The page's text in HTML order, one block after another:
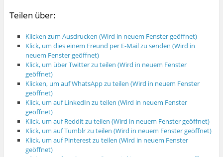
Teilen über:
Klicken zum Ausdrucken (Wird in neuem Fenster geöffnet)
Klick, um dies einem Freund per E-Mail zu senden (Wird in
neuem Fenster geöffnet)
Klick, um über Twitter zu teilen (Wird in neuem Fenster
geöffnet)
Klicken, um auf WhatsApp zu teilen (Wird in neuem Fenster
geöffnet)
Klick, um auf LinkedIn zu teilen (Wird in neuem Fenster
geöffnet)
Klick, um auf Reddit zu teilen (Wird in neuem Fenster geöffnet)
Klick, um auf Tumblr zu teilen (Wird in neuem Fenster geöffnet)
Klick, um auf Pinterest zu teilen (Wird in neuem Fenster
geöffnet)